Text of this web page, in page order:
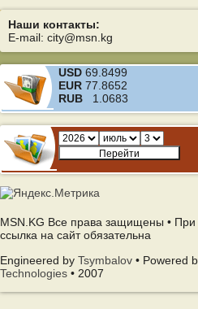
Наши контакты:
E-mail: city@msn.kg
USD 69.8499
EUR 77.8652
RUB 1.0683
MSN.KG Все права защищены •
ссылка на сайт обязательна
Engineered by Tsymbalov • Powered
Technologies • 2007